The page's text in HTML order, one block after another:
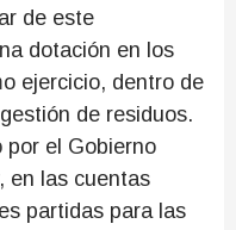
de este
dotación en los
ejercicio, dentro de
de residuos.
por el Gobierno
en las cuentas
partidas para las